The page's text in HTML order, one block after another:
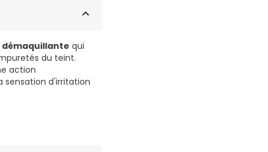
qui
du teint.
action
sensation d'irritation